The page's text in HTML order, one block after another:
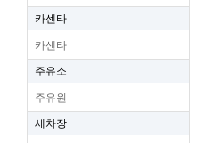
카센타
카센타
주유소
주유원
세차장